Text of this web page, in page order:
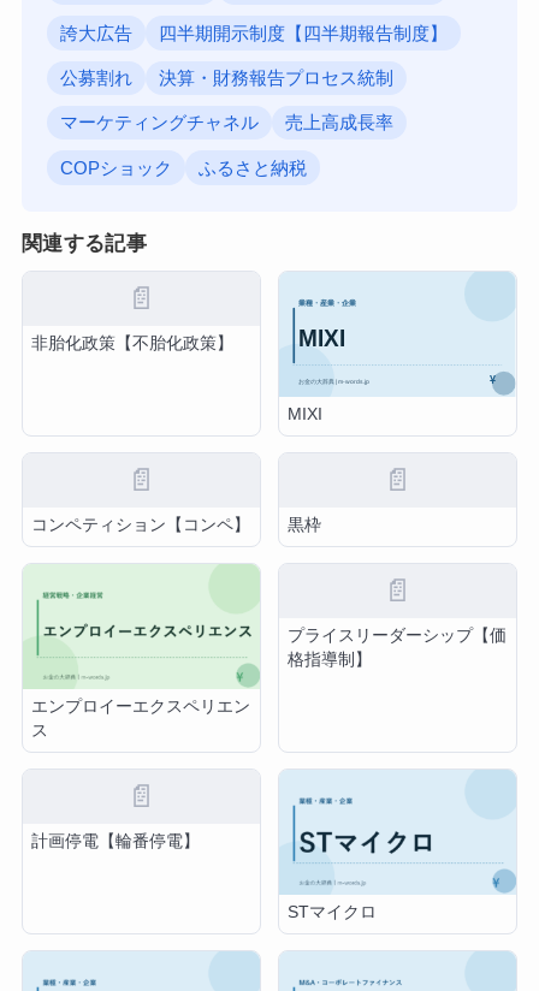
誇大広告 四半期開示制度【四半期報告制度】
公募割れ 決算・財務報告プロセス統制
マーケティングチャネル 売上高成長率
COPショック ふるさと納税
関連する記事
📄
非胎化政策【不胎化政策】
MIXI
📄
コンペティション【コンペ】
📄
黒枠
エンプロイーエクスペリエン
ス
📄
プライスリーダーシップ【価
格指導制】
📄
計画停電【輪番停電】
STマイクロ